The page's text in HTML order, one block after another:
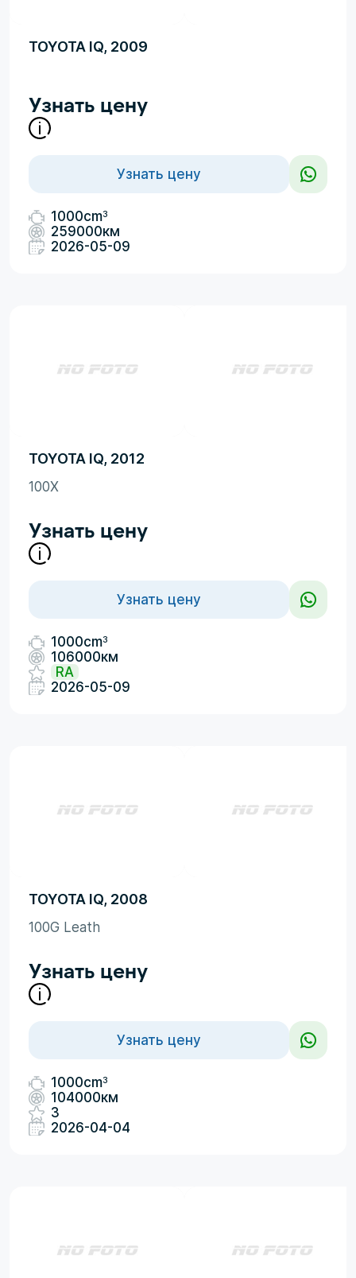
TOYOTA IQ, 2009
Узнать цену
Узнать цену
1000cm3
259000км
2026-05-09
TOYOTA IQ, 2012
100X
Узнать цену
Узнать цену
1000cm3
106000км
RA
2026-05-09
TOYOTA IQ, 2008
100G Leath
Узнать цену
Узнать цену
1000cm3
104000км
3
2026-04-04